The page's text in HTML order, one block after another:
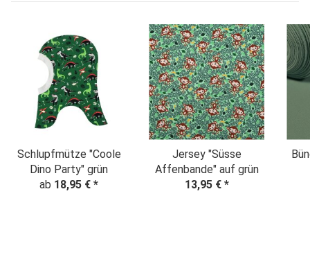
Schlupfmütze "Coole
Dino Party" grün
ab 18,95 € *
Jersey "Süsse
Affenbande" auf grün
13,95 € *